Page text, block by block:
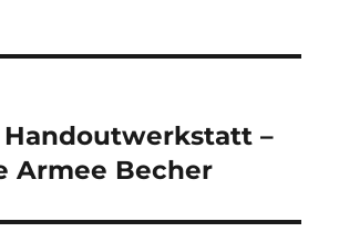
Handoutwerkstatt –
Armee Becher